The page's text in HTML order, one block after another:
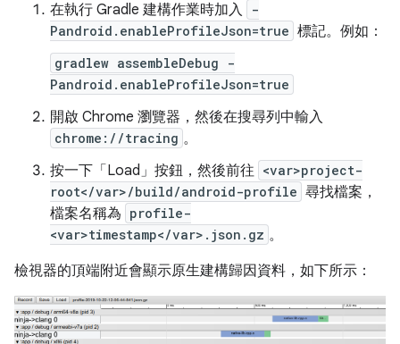
在執行 Gradle 建構作業時加入
-
Pandroid.enableProfileJson=true 標記。例如：
gradlew assembleDebug -
Pandroid.enableProfileJson=true
開啟 Chrome 瀏覽器，然後在搜尋列中輸入
chrome://tracing 。
按一下「Load」 按鈕，然後前往 <var>project-
root</var>/build/android-profile 尋找檔案，
檔案名稱為 profile-
<var>timestamp</var>.json.gz 。
檢視器的頂端附近會顯示原生建構歸因資料，如下所示：